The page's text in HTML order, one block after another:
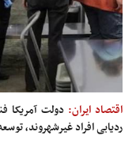
اقتصاد ایران: دولت آمریکا
ردیابی افراد غیرشهروند،